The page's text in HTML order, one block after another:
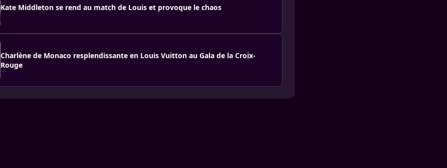
Kate Middleton se rend au match de Louis et provoque le chaos
Charlène de Monaco resplendissante en Louis Vuitton au Gala de la Croix-
Rouge